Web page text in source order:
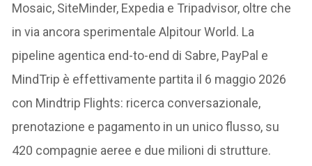
Mosaic, SiteMinder, Expedia e Tripadvisor, oltre che
in via ancora sperimentale Alpitour World. La
pipeline agentica end-to-end di Sabre, PayPal e
MindTrip è effettivamente partita il 6 maggio 2026
con Mindtrip Flights: ricerca conversazionale,
prenotazione e pagamento in un unico flusso, su
420 compagnie aeree e due milioni di strutture.